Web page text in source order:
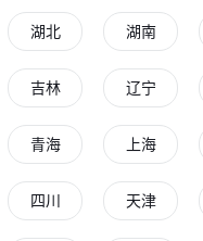
湖北 湖南
吉林 辽宁
青海 上海
四川 天津